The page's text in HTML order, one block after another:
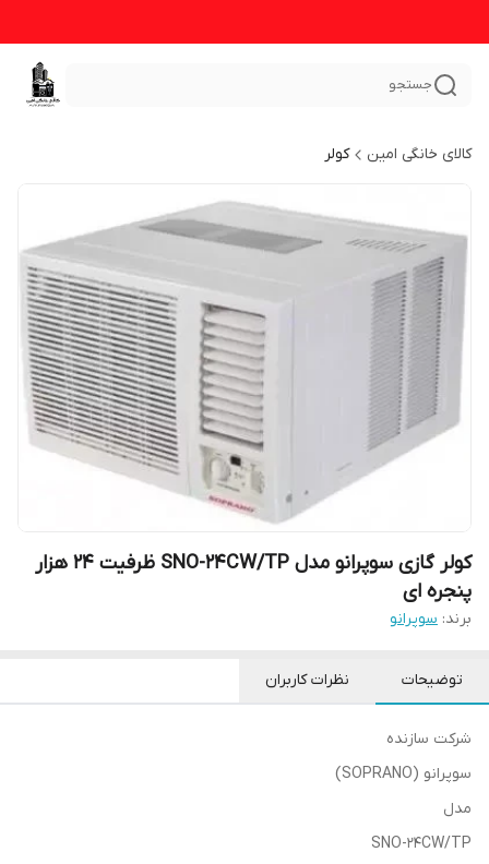
جستجو
کالای خانگی امین کولر
کولر گازی سوپرانو مدل SNO-24CW/TP ظرفیت ۲۴ هزار
پنجره ای
برند: سوپرانو
توضیحات نظرات کاربران
شرکت سازنده
سوپرانو (SOPRANO)
مدل
SNO-24CW/TP